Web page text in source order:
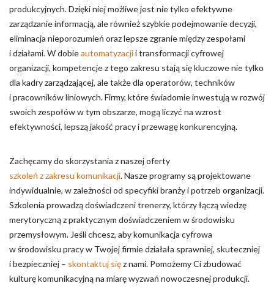
produkcyjnych. Dzięki niej możliwe jest nie tylko efektywne
zarządzanie informacją, ale również szybkie podejmowanie decyzji,
eliminacja nieporozumień oraz lepsze zgranie między zespołami
i działami. W dobieautomatyzacjii transformacji cyfrowej
organizacji, kompetencje z tego zakresu stają się kluczowe nie tylko
dla kadry zarządzającej, ale także dla operatorów, techników
i pracowników liniowych. Firmy, które świadomie inwestują w rozwój
swoich zespołów w tym obszarze, mogą liczyć na wzrost
efektywności, lepszą jakość pracy i przewagę konkurencyjną.
Zachęcamy do skorzystania z naszej oferty
szkoleń z zakresu komunikacji. Nasze programy są projektowane
indywidualnie, w zależności od specyfiki branży i potrzeb organizacji.
Szkolenia prowadzą doświadczeni trenerzy, którzy łączą wiedzę
merytoryczną z praktycznym doświadczeniem w środowisku
przemysłowym. Jeśli chcesz, aby komunikacja cyfrowa
w środowisku pracy w Twojej firmie działała sprawniej, skuteczniej
i bezpieczniej – skontaktuj sięz nami. Pomożemy Ci zbudować
kulturę komunikacyjną na miarę wyzwań nowoczesnej produkcji.